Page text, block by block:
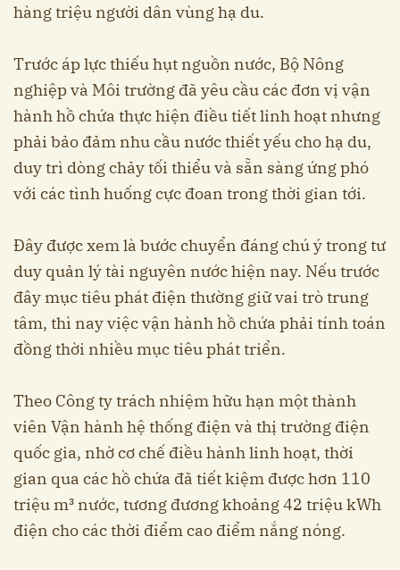
hàng triệu người dân vùng hạ du.
Trước áp lực thiếu hụt nguồn nước, Bộ Nông
nghiệp và Môi trường đã yêu cầu các đơn vị vận
hành hồ chứa thực hiện điều tiết linh hoạt nhưng
phải bảo đảm nhu cầu nước thiết yếu cho hạ du,
duy trì dòng chảy tối thiểu và sẵn sàng ứng phó
với các tình huống cực đoan trong thời gian tới.
Đây được xem là bước chuyển đáng chú ý trong tư
duy quản lý tài nguyên nước hiện nay. Nếu trước
đây mục tiêu phát điện thường giữ vai trò trung
tâm, thì nay việc vận hành hồ chứa phải tính toán
đồng thời nhiều mục tiêu phát triển.
Theo Công ty trách nhiệm hữu hạn một thành
viên Vận hành hệ thống điện và thị trường điện
quốc gia, nhờ cơ chế điều hành linh hoạt, thời
gian qua các hồ chứa đã tiết kiệm được hơn 110
triệu m³ nước, tương đương khoảng 42 triệu kWh
điện cho các thời điểm cao điểm nắng nóng.